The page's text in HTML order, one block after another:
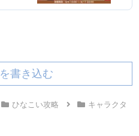
書き込む
ひなこい攻略
キャラクタ